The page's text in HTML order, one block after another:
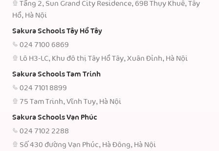
Tầng 2, Sun Grand City Residence, 69B Thụy Khuê, Tây
Hồ, Hà Nội
Sakura Schools Tây Hồ Tây
024 7100 6869
Lô H3-LC, Khu đô thị Tây Hồ Tây, Xuân Đỉnh, Hà Nội
Sakura Schools Tam Trinh
024 7101 8899
75 Tam Trinh, Vĩnh Tuy, Hà Nội
Sakura Schools Vạn Phúc
024 7102 2288
Số 430 đường Vạn Phúc, Hà Đông, Hà Nội